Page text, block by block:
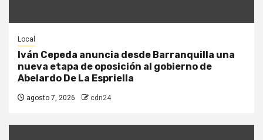
Local
Iván Cepeda anuncia desde Barranquilla una
nueva etapa de oposición al gobierno de
Abelardo De La Espriella
agosto 7, 2026 cdn24